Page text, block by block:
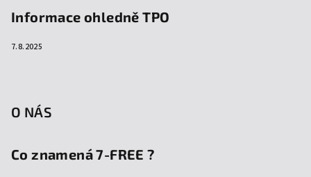
Informace ohledně TPO
7.8.2025
O NÁS
Co znamená 7-FREE ?